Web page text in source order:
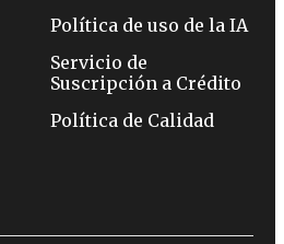
Política de uso de la IA
Servicio de
Suscripción a Crédito
Política de Calidad